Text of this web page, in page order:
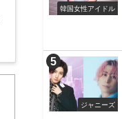
韓国女性アイドル
ジャニーズ